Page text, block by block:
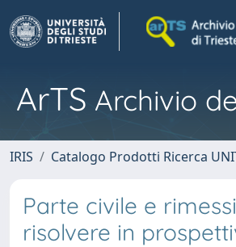
ArTS Archivio
IRIS Catalogo Prodotti Ricerca
Parte civile e
risolvere in